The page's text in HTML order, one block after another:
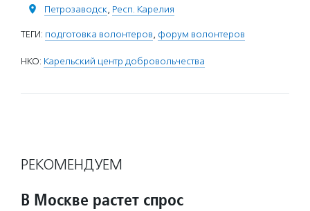
Петрозаводск, Респ. Карелия
ТЕГИ: подготовка волонтеров, форум волонтеров
НКО: Карельский центр добровольчества
РЕКОМЕНДУЕМ
В Москве растет спрос